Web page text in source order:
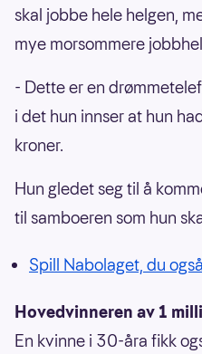
skal jobbe hele helgen,
mye morsommere
- Dette er en
i det hun innser at hun
kroner.
Hun gledet seg til å
til samboeren som hun
Spill Nabolaget, du
Hovedvinneren av 1
En kvinne i 30-åra fikk